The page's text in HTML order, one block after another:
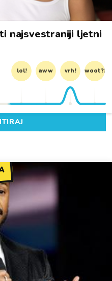
najsvestraniji ljetni
lol! aww vrh! woot?!